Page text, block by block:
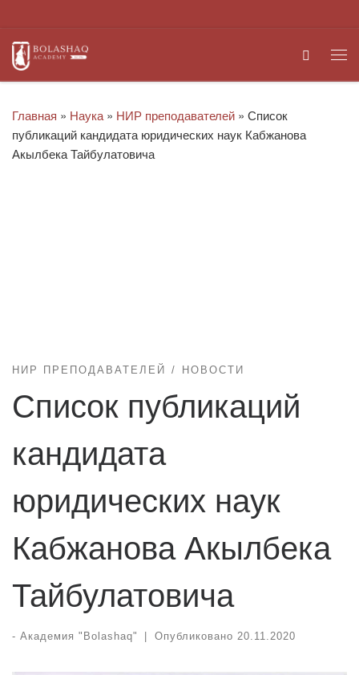
Search
Главная » Наука » НИР преподавателей » Список
публикаций кандидата юридических наук Кабжанова
Акылбека Тайбулатовича
НИР ПРЕПОДАВАТЕЛЕЙ НОВОСТИ
Список публикаций
кандидата
юридических наук
Кабжанова Акылбека
Тайбулатовича
- Академия "Bolashaq" | Опубликовано 20.11.2020